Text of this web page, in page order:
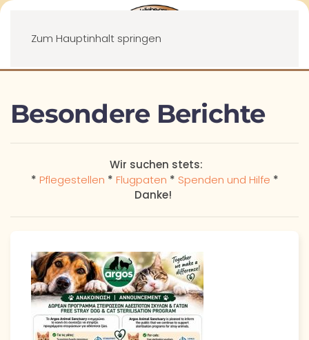
Zum Hauptinhalt springen
Menü
Besondere Berichte
Wir suchen stets:
* Pflegestellen * Flugpaten * Spenden und Hilfe *
Danke!